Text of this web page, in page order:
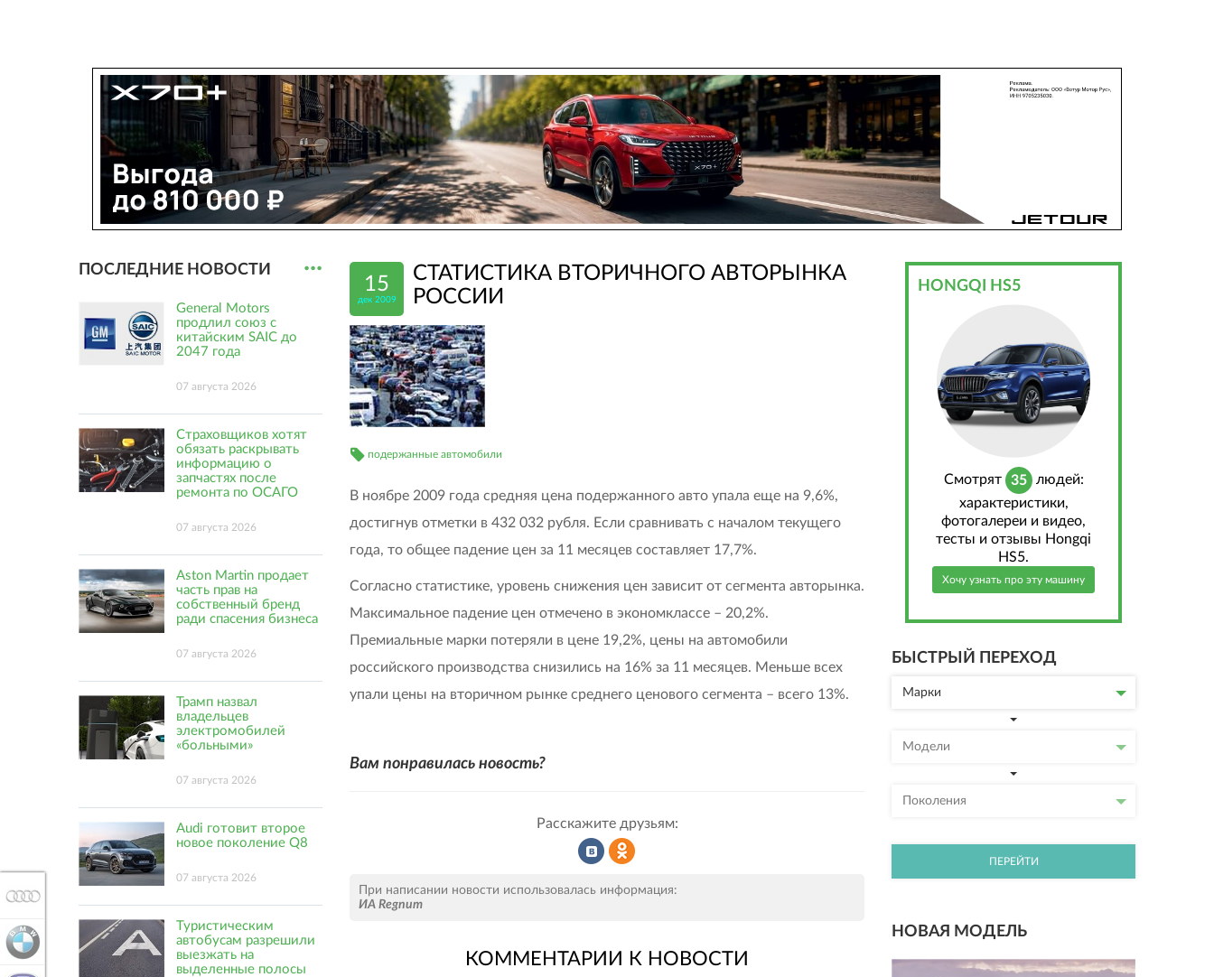
15
дек 2009
СТАТИСТИКА ВТОРИЧНОГО АВТОРЫНКА
РОССИИ
подержанные автомобили
В ноябре 2009 года средняя цена подержанного авто упала еще на 9,6%,
достигнув отметки в 432 032 рубля. Если сравнивать с началом текущего
года, то общее падение цен за 11 месяцев составляет 17,7%.
Согласно статистике, уровень снижения цен зависит от сегмента авторынка.
Максимальное падение цен отмечено в экономклассе – 20,2%.
Премиальные марки потеряли в цене 19,2%, цены на автомобили
российского производства снизились на 16% за 11 месяцев. Меньше всех
упали цены на вторичном рынке среднего ценового сегмента – всего 13%.
Вам понравилась новость?
Расскажите друзьям:
во
При написании новости использовалась информация:
ИА Regnum
КОММЕНТАРИИ К НОВОСТИ
ПОСЛЕДНИЕ НОВОСТИ ...
General Motors
продлил союз с
китайским SAIC до
2047 года
07 августа 2026
Страховщиков хотят
обязать раскрывать
информацию о
запчастях после
ремонта по ОСАГО
07 августа 2026
Aston Martin продает
часть прав на
собственный бренд
ради спасения бизнеса
07 августа 2026
Трамп назвал
владельцев
электромобилей
«больными»
07 августа 2026
Audi готовит второе
новое поколение Q8
07 августа 2026
Туристическим
автобусам разрешили
выезжать на
выделенные полосы
HONGQI HS5
Cмотрят 35 людей:
характеристики,
фотогалереи и видео,
тесты и отзывы Hongqi
HS5.
Хочу узнать про эту машину
БЫСТРЫЙ ПЕРЕХОД
Марки
Модели
Поколения
ПЕРЕЙТИ
НОВАЯ МОДЕЛЬ